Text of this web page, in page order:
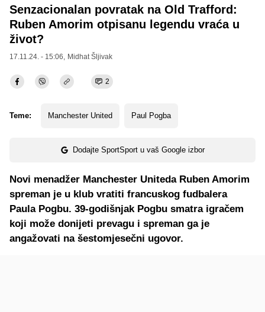
Senzacionalan povratak na Old Trafford:
Ruben Amorim otpisanu legendu vraća u
život?
17.11.24. - 15:06, Midhat Šljivak
2
Teme: Manchester United Paul Pogba
Dodajte SportSport u vaš Google izbor
Novi menadžer Manchester Uniteda Ruben Amorim
spreman je u klub vratiti francuskog fudbalera
Paula Pogbu. 39-godišnjak Pogbu smatra igračem
koji može donijeti prevagu i spreman ga je
angažovati na šestomjesečni ugovor.